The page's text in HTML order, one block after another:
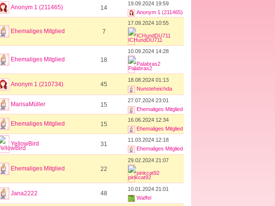
Anonym 1 (211465) 14
19.09.2024 19:59
Anonym 1 (211465)
Ehemaliges Mitglied 7
17.09.2024 10:55
ICHundDU711
Ehemaliges Mitglied 18
10.09.2024 14:28
Palabras2
Anonym 1 (210734) 45
18.08.2024 01:13
Nunsteheichda
MarisaMüller 15
27.07.2024 23:01
Ehemaliges Mitglied
Ehemaliges Mitglied 15
16.06.2024 12:34
Ehemaliges Mitglied
YellowBird 31
11.03.2024 12:18
Ehemaliges Mitglied
Ehemaliges Mitglied 22
29.02.2024 21:07
pinkcat92
Jana2222 48
10.01.2024 21:01
Waffel